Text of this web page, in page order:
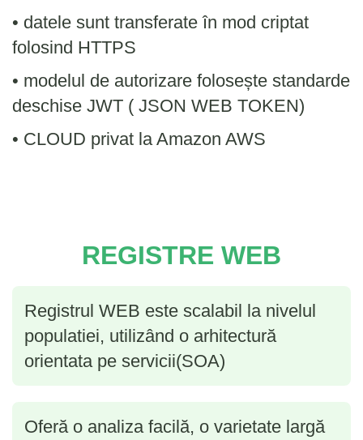
• datele sunt transferate în mod criptat
folosind HTTPS
• modelul de autorizare folosește standarde
deschise JWT ( JSON WEB TOKEN)
• CLOUD privat la Amazon AWS
REGISTRE WEB
Registrul WEB este scalabil la nivelul
populatiei, utilizând o arhitectură
orientata pe servicii(SOA)
Oferă o analiza facilă, o varietate largă